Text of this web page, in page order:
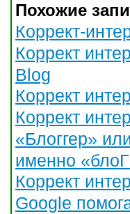
Похожие
Коррект-
Коррект
Blog
Коррект
Коррект
«Блоггер»
именно
Коррект
Google